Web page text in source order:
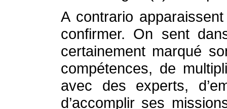
A contrario
confirmer. On sent
certainement marqué
compétences, de
avec des experts,
d’accomplir ses